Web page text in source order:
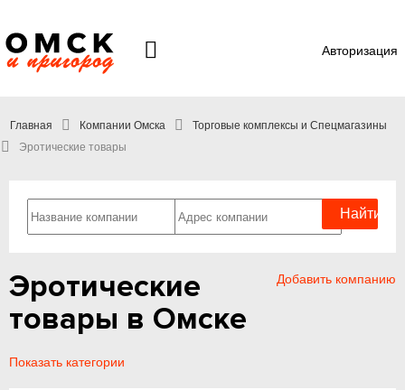
Авторизация
Главная Компании Омска
Торговые комплексы и Спецмагазины
Эротические товары
Добавить компанию
Эротические
товары в Омске
Показать категории